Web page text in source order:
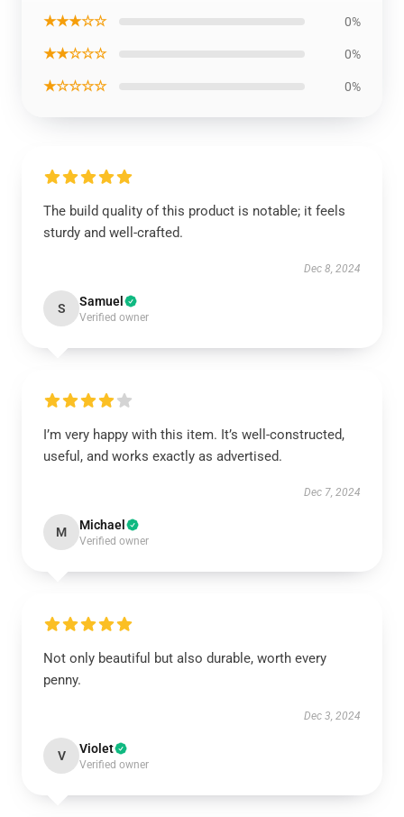
★★★☆☆ 0%
★★☆☆☆ 0%
★☆☆☆☆ 0%
The build quality of this product is notable; it feels
sturdy and well-crafted.
Dec 8, 2024
S Samuel
Verified owner
I’m very happy with this item. It’s well-constructed,
useful, and works exactly as advertised.
Dec 7, 2024
M Michael
Verified owner
Not only beautiful but also durable, worth every
penny.
Dec 3, 2024
V Violet
Verified owner